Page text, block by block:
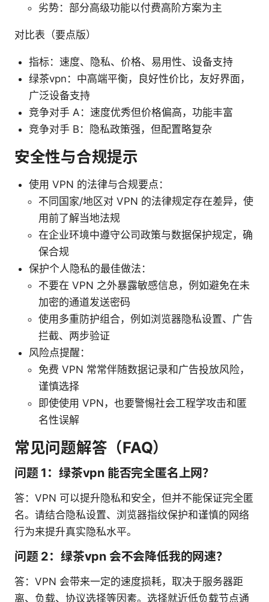
劣势：部分高级功能以付费高阶方案为主
对比表（要点版）
指标：速度、隐私、价格、易用性、设备支持
绿茶vpn：中高端平衡，良好性价比，友好界面，
广泛设备支持
竞争对手 A：速度优秀但价格偏高，功能丰富
竞争对手 B：隐私政策强，但配置略复杂
安全性与合规提示
使用 VPN 的法律与合规要点：
不同国家/地区对 VPN 的法律规定存在差异，使
用前了解当地法规
在企业环境中遵守公司政策与数据保护规定，确
保合规
保护个人隐私的最佳做法：
不要在 VPN 之外暴露敏感信息，例如避免在未
加密的通道发送密码
使用多重防护组合，例如浏览器隐私设置、广告
拦截、两步验证
风险点提醒：
免费 VPN 常常伴随数据记录和广告投放风险，
谨慎选择
即使使用 VPN，也要警惕社会工程学攻击和匿
名性误解
常见问题解答（FAQ）
问题 1：绿茶vpn 能否完全匿名上网？
答：VPN 可以提升隐私和安全，但并不能保证完全匿
名。请结合隐私设置、浏览器指纹保护和谨慎的网络
行为来提升真实隐私水平。
问题 2：绿茶vpn 会不会降低我的网速？
答：VPN 会带来一定的速度损耗，取决于服务器距
离、负载、协议选择等因素。选择就近低负载节点通